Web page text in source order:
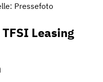
Pressefoto
Leasing